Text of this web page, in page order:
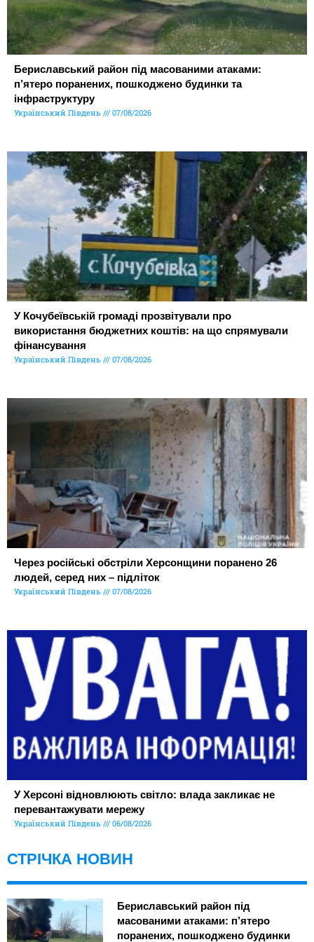
Бериславський район під масованими атаками:
п’ятеро поранених, пошкоджено будинки та
інфраструктуру
Український Південь 07/08/2026
У Кочубеївській громаді прозвітували про
використання бюджетних коштів: на що спрямували
фінансування
Український Південь 07/08/2026
Через російські обстріли Херсонщини поранено 26
людей, серед них – підліток
Український Південь 07/08/2026
У Херсоні відновлюють світло: влада закликає не
перевантажувати мережу
Український Південь 06/08/2026
СТРІЧКА НОВИН
Бериславський район під
масованими атаками: п’ятеро
поранених, пошкоджено будинки